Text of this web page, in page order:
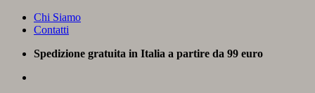
Salta
Chi Siamo
Contatti
Spedizione gratuita in Italia a partire da 99 euro